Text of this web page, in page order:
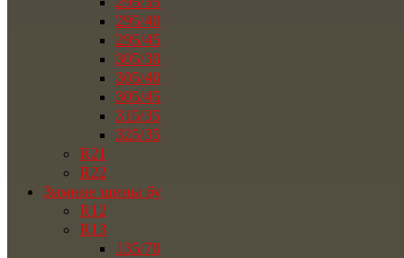
295/40
295/45
305/30
305/40
305/45
315/35
325/35
R21
R22
Зимние шины бу
R12
R13
135/70